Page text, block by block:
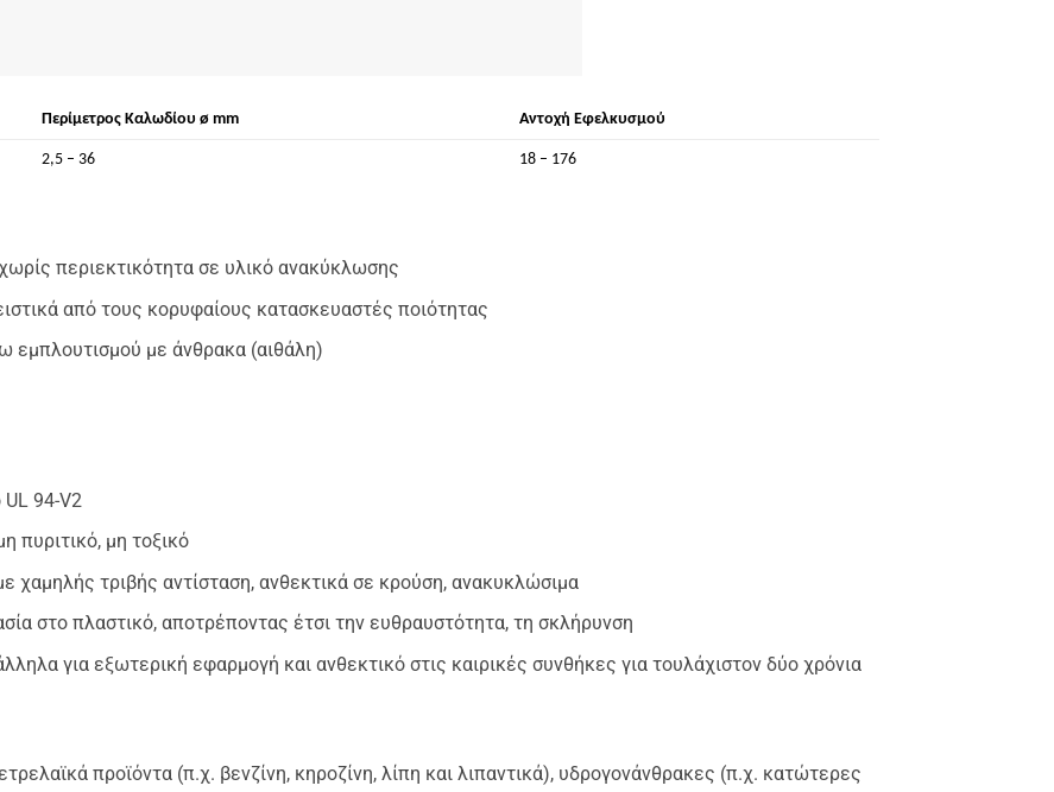
Περίμετρος Καλωδίου ø mm Αντοχή Εφελκυσμού
2,5 – 36 18 – 176
περιεκτικότητα σε υλικό ανακύκλωσης
από τους κορυφαίους κατασκευαστές ποιότητας
με άνθρακα (αιθάλη)
94-V2
πυριτικό, μη τοξικό
χαμηλής τριβής αντίσταση, ανθεκτικά σε κρούση, ανακυκλώσιμα
στο πλαστικό, αποτρέποντας έτσι την ευθραυστότητα, τη σκλήρυνση
για εξωτερική εφαρμογή και ανθεκτικό στις καιρικές συνθήκες για τουλάχιστον δύο χρόνια
προϊόντα (π.χ. βενζίνη, κηροζίνη, λίπη και λιπαντικά), υδρογονάνθρακες (π.χ. κατώτερες